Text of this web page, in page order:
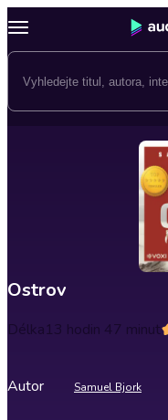
Ostrov
Délka13 hodin 47 minut
Autor Samuel Bjork